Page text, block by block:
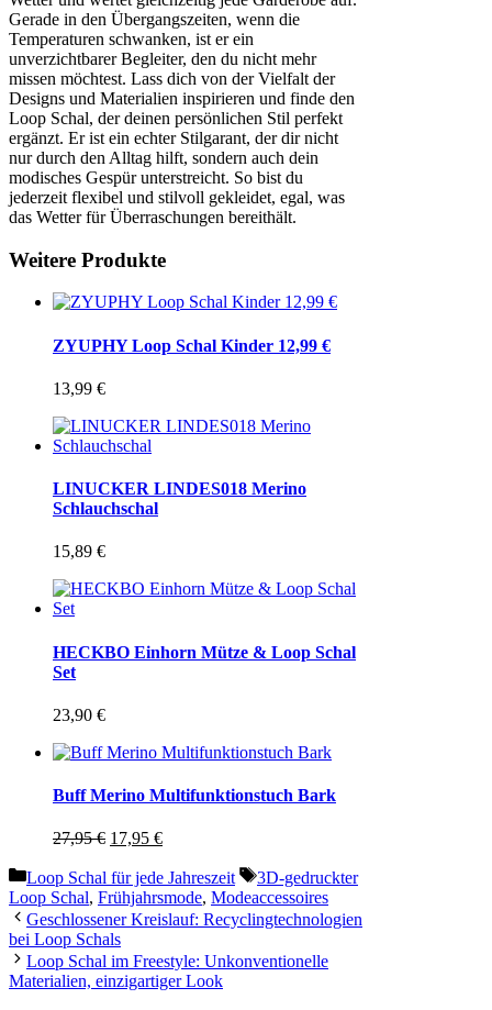
Gerade in den Übergangszeiten, wenn die
Temperaturen schwanken, ist er ein
unverzichtbarer Begleiter, den du nicht mehr
missen möchtest. Lass dich von der Vielfalt der
Designs und Materialien inspirieren und finde den
Loop Schal, der deinen persönlichen Stil perfekt
ergänzt. Er ist ein echter Stilgarant, der dir nicht
nur durch den Alltag hilft, sondern auch dein
modisches Gespür unterstreicht. So bist du
jederzeit flexibel und stilvoll gekleidet, egal, was
das Wetter für Überraschungen bereithält.
Weitere Produkte
ZYUPHY Loop Schal Kinder 12,99 €
13,99 €
LINUCKER LINDES018 Merino
Schlauchschal
15,89 €
HECKBO Einhorn Mütze & Loop Schal
Set
23,90 €
Buff Merino Multifunktionstuch Bark
27,95€ Ursprünglicher
war:
27,95 €
17,95 €Aktueller
ist:
17,95 €.
Kategorien
Loop Schal für jede Jahreszeit Schlagwörter
3D-gedruckter
Loop Schal, Frühjahrsmode, Modeaccessoires
Geschlossener Kreislauf: Recyclingtechnologien
bei Loop Schals
Loop Schal im Freestyle: Unkonventionelle
Materialien, einzigartiger Look